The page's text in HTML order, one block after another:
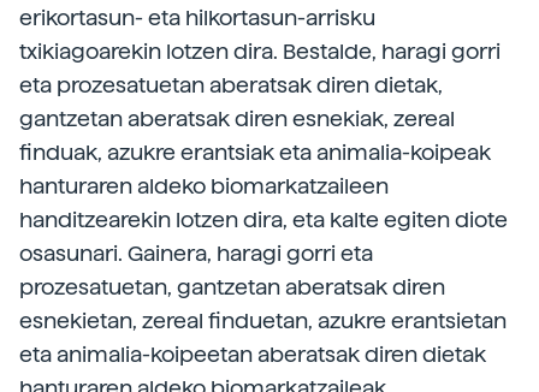
erikortasun- eta hilkortasun-arrisku
txikiagoarekin lotzen dira. Bestalde, haragi gorri
eta prozesatuetan aberatsak diren dietak,
gantzetan aberatsak diren esnekiak, zereal
finduak, azukre erantsiak eta animalia-koipeak
hanturaren aldeko biomarkatzaileen
handitzearekin lotzen dira, eta kalte egiten diote
osasunari. Gainera, haragi gorri eta
prozesatuetan, gantzetan aberatsak diren
esnekietan, zereal finduetan, azukre erantsietan
eta animalia-koipeetan aberatsak diren dietak